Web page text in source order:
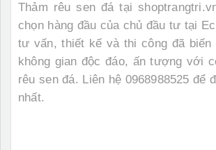
Thảm rêu sen đá tại
chọn hàng đầu của chủ đầu tư tại
tư vấn, thiết kế và thi công đã biến
không gian độc đáo, ấn tượng với
rêu sen đá. Liên hệ 0968988525 để
nhất.